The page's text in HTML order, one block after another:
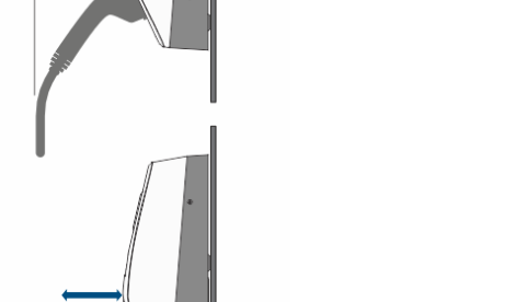
Produkt spannungsfrei schalten
Fehlerbehebung
Produkt außer Betrieb nehmen
Produkt austauschen